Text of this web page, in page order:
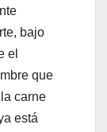
bajo
el
que
carne
está